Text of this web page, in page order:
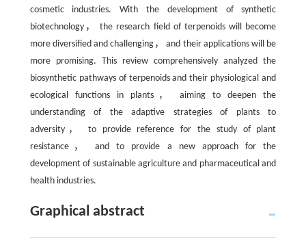
cosmetic industries. With the development of synthetic
biotechnology， the research field of terpenoids will become
more diversified and challenging， and their applications will be
more promising. This review comprehensively analyzed the
biosynthetic pathways of terpenoids and their physiological and
ecological functions in plants， aiming to deepen the
understanding of the adaptive strategies of plants to
adversity， to provide reference for the study of plant
resistance， and to provide a new approach for the
development of sustainable agriculture and pharmaceutical and
health industries.
Graphical abstract